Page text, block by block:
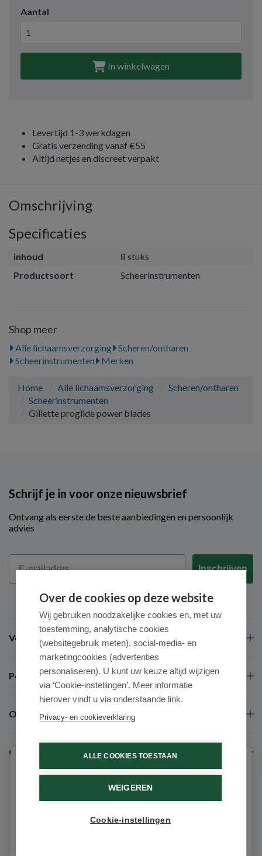
Aantal
In winkelwagen
Levertijd 1-3 werkdagen
Gratis verzending vanaf €55
Altijd netjes en discreet verpakt
Omschrijving
Specificaties
inhoud
8 stuks
Productsoort
Scheerinstrumenten
Shop meer
Alle lichaamsverzorging Scheren/ontharen
Scheerinstrumenten
Merken
Home Alle lichaamsverzorging
Scheren/ontharen
Scheerinstrumenten
Gillette proglide power blades
Schrijf je in voor onze nieuwsbrief
Ontvang als eerste de beste aanbiedingen en persoonlijk
advies
Email
Inschrijven
Veel gestelde vragen
Populaire merken
Over ons
Contact
Over de cookies op deze website
Wij gebruiken noodzakelijke cookies en, met uw
toestemming, analytische cookies
(websitegebruik meten), social-media- en
marketingcookies (advertenties
personaliseren). U kunt uw keuze altijd wijzigen
via ‘Cookie-instellingen’. Meer informatie
hierover vindt u via onderstaande link.
Privacy- en cookieverklaring
ALLE COOKIES TOESTAAN
WEIGEREN
Cookie-instellingen
Schrijf je in voor onze nieuwsbrief
Ontvang als eerste de beste aanbiedingen en persoonlijk
advies